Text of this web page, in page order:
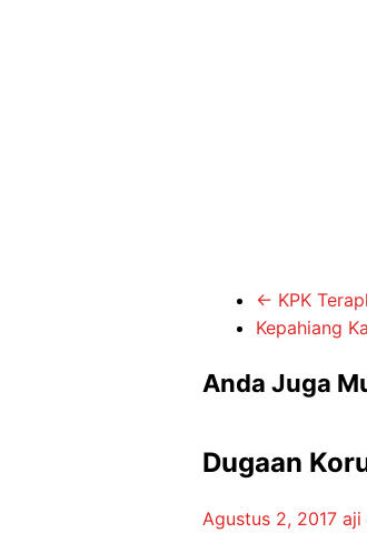
← KPK
Kepahiang
Anda Juga
Dugaan
Agustus 2, 2017 aji